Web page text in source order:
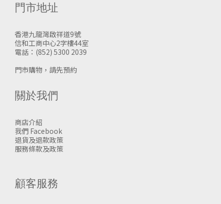
門市地址
香港九龍灣啟祥道9號
信和工商中心2字樓44室
電話：(852) 5300 2039
門市購物，請先預約
關於我們
商店介紹
我們 Facebook
退貨及退款政策
服務條款及政策
顧客服務